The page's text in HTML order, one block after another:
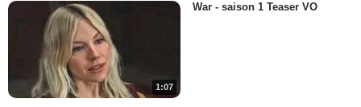
1:07
War - saison 1 Teaser VO